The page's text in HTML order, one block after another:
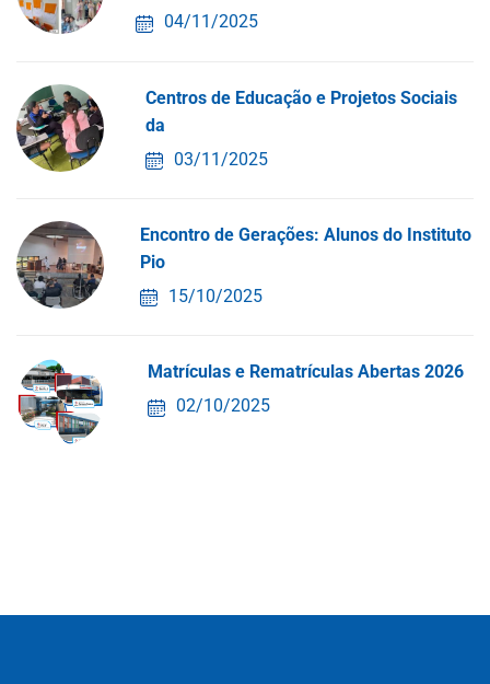
04/11/2025
Centros de Educação e Projetos Sociais
da
03/11/2025
Encontro de Gerações: Alunos do Instituto
Pio
15/10/2025
Matrículas e Rematrículas Abertas 2026
02/10/2025